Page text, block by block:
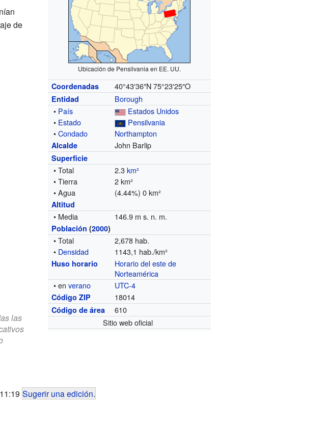
Ubicación de Pensilvania en EE. UU.
Coordenadas 40°43′36″N 75°23′25″O
Entidad
Borough
• País
Estados Unidos
• Estado
Pensilvania
•Condado Northampton
Alcalde John Barlip
Superficie
• Total 2.3km²
• Tierra
2 km²
• Agua
(4.44%) 0 km²
Altitud
• Media 146.9 m s. n. m.
Población (2000)
• Total
2,678 hab.
• Densidad 1143,1 hab./km²
Huso horario
Horario del este de
Norteamérica
• enverano UTC-4
Código ZIP 18014
Código de área
610
Sitio web oficial
de
las
Sugerir una edición.